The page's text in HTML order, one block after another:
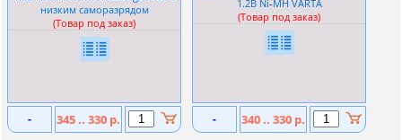
низким саморазрядом
(Товар под заказ)
- 345 .. 330 р.
1.2В Ni-MH VARTA
(Товар под заказ)
- 340 .. 330 р.